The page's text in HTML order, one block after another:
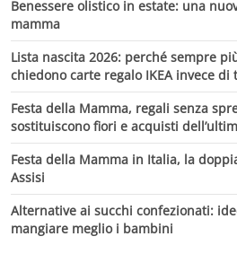
Benessere olistico in estate: una
mamma
Lista nascita 2026: perché sempre
chiedono carte regalo IKEA invece
Festa della Mamma, regali senza
sostituiscono fiori e acquisti
Festa della Mamma in Italia, la
Assisi
Alternative ai succhi confezionati:
mangiare meglio i bambini